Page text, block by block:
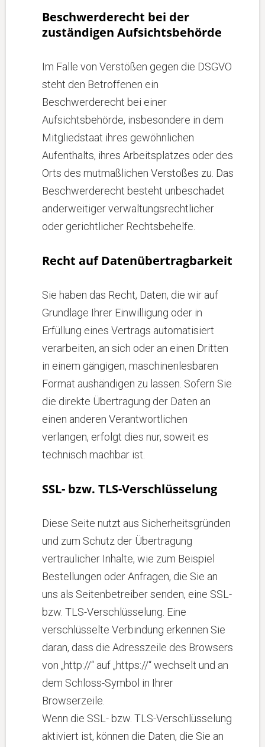
Beschwerderecht bei der
zuständigen Aufsichtsbehörde
Im Falle von Verstößen gegen die DSGVO
steht den Betroffenen ein
Beschwerderecht bei einer
Aufsichtsbehörde, insbesondere in dem
Mitgliedstaat ihres gewöhnlichen
Aufenthalts, ihres Arbeitsplatzes oder des
Orts des mutmaßlichen Verstoßes zu. Das
Beschwerderecht besteht unbeschadet
anderweitiger verwaltungsrechtlicher
oder gerichtlicher Rechtsbehelfe.
Recht auf Datenübertragbarkeit
Sie haben das Recht, Daten, die wir auf
Grundlage Ihrer Einwilligung oder in
Erfüllung eines Vertrags automatisiert
verarbeiten, an sich oder an einen Dritten
in einem gängigen, maschinenlesbaren
Format aushändigen zu lassen. Sofern Sie
die direkte Übertragung der Daten an
einen anderen Verantwortlichen
verlangen, erfolgt dies nur, soweit es
technisch machbar ist.
SSL- bzw. TLS-Verschlüsselung
Diese Seite nutzt aus Sicherheitsgründen
und zum Schutz der Übertragung
vertraulicher Inhalte, wie zum Beispiel
Bestellungen oder Anfragen, die Sie an
uns als Seitenbetreiber senden, eine SSL-
bzw. TLS-Verschlüsselung. Eine
verschlüsselte Verbindung erkennen Sie
daran, dass die Adresszeile des Browsers
von „http://“ auf „https://“ wechselt und an
dem Schloss-Symbol in Ihrer
Browserzeile.
Wenn die SSL- bzw. TLS-Verschlüsselung
aktiviert ist, können die Daten, die Sie an